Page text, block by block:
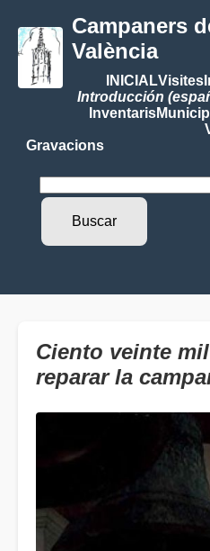
Campaners
València
INICIALVisites
Introducción
Inventaris
Gravacions
Ciento veinte
reparar la